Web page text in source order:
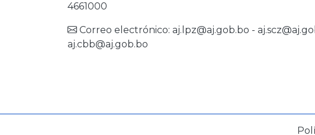
4661000
Correo electrónico: aj.lpz@aj.gob.bo -
aj.cbb@aj.gob.bo